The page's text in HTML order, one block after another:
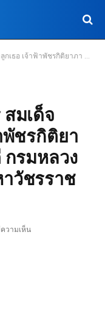
ทพยวดี กรมหลวงราชสารณีสิริพัชร มหาวัชรราชธิดา
มเด็จ
พัชรกิติยา
กรมหลวง
วัชรราช
วามเห็น